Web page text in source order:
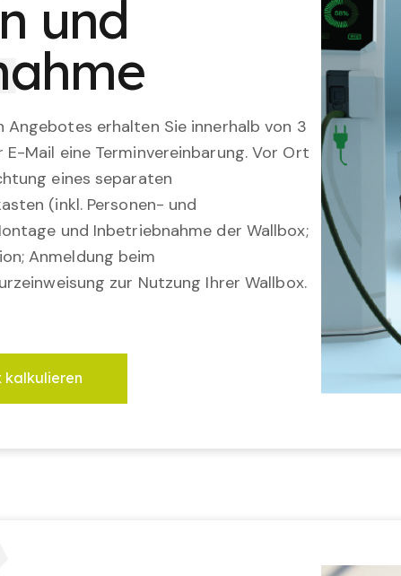
und
Angebotes erhalten Sie innerhalb von 3
Mail eine Terminvereinbarung. Vor Ort
eines separaten
(inkl. Personen- und
und Inbetriebnahme der Wallbox;
Anmeldung beim
zur Nutzung Ihrer Wallbox.
kalkulieren